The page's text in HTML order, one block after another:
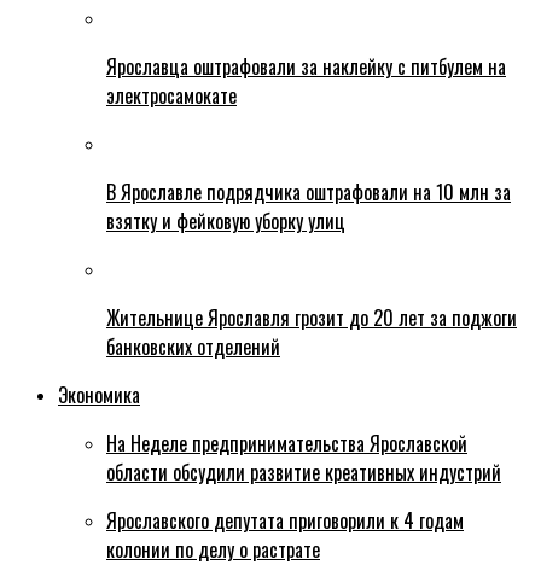
Ярославца оштрафовали за наклейку с питбулем на
электросамокате
В Ярославле подрядчика оштрафовали на 10 млн за
взятку и фейковую уборку улиц
Жительнице Ярославля грозит до 20 лет за поджоги
банковских отделений
Экономика
На Неделе предпринимательства Ярославской
области обсудили развитие креативных индустрий
Ярославского депутата приговорили к 4 годам
колонии по делу о растрате